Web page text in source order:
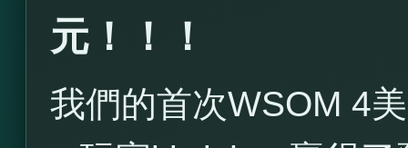
元！！！
我們的首次WSOM 4